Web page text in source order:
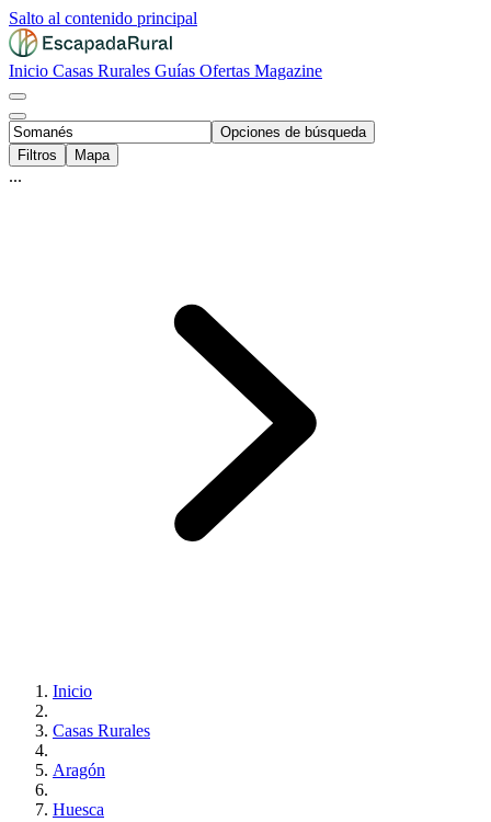
Salto al contenido principal
Inicio Casas Rurales Guías Ofertas Magazine
Opciones de búsqueda
Filtros
Mapa
...
Inicio
Casas Rurales
Aragón
Huesca